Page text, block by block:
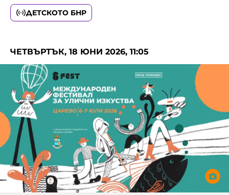
Чуйте
Новините на детски език
Песнички
Интересен архив
Нашите гости
Фантазирай
Приказки
История на изкуството
Музикална кутийка
От соул до рокендрол
Игри
Кои сме ние?
За вас, родители
БНР
БНР Новини
Архивен фонд на БНР
ДЕТСКОТО БНР
ЧЕТВЪРТЪК, 18 ЮНИ 2026, 11:05